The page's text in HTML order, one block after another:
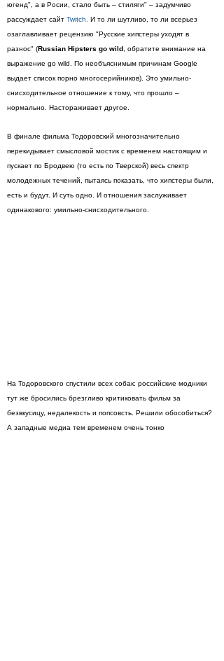
югенд", а в Росии, стало быть – стиляги" – задумчиво
рассуждает сайт Twitch.
И то ли шутливо, то ли всерьез
озаглавливает рецензию "Русские хипстеры уходят в
разнос" (Russian Hipsters go wild , обратите внимание на
выражение go wild. По необъяснимым причинам Google
выдает список порно многосерийников). Это умильно-
снисходительное отношение к тому, что прошло –
нормально. Настораживает другое.
В финале фильма Тодоровский многозначительно
перекидывает смысловой мостик с временем настоящим и
пускает по Бродвею (то есть по Тверской) весь спектр
молодежных течений, пытаясь показать, что хипстеры были,
есть и будут. И суть одно. И отношения заслуживает
одинакового: умильно-снисходительного.
На Тодоровского спустили всех собак: российские модники
тут же бросились брезгливо критиковать фильм за
безвкусицу, недалекость и попсовсть. Решили обособиться?
А западные медиа тем временем очень тонко